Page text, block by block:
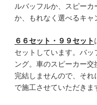
ルバッフルか、スピー
か、もれなく選べるキャ
６６セット・９９セット
セットしています。バ
ング。車のスピーカー
完結しませんので、そ
で施工させていただきま